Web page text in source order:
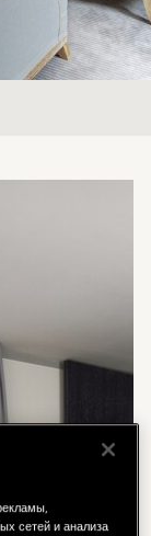
сетей и анализа